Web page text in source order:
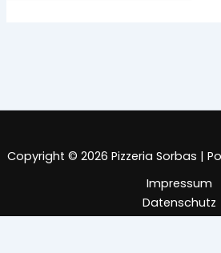
Copyright © 2026 Pizzeria Sorbas |
Impressum
Datenschutz